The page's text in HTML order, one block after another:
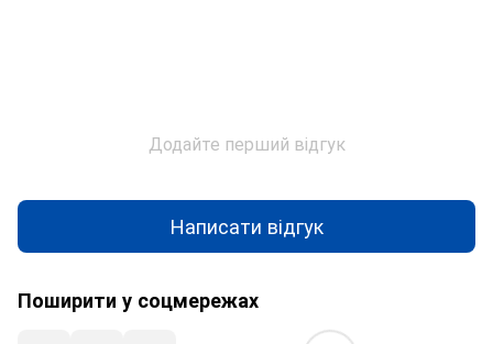
Додайте перший відгук
Написати відгук
Поширити у соцмережах